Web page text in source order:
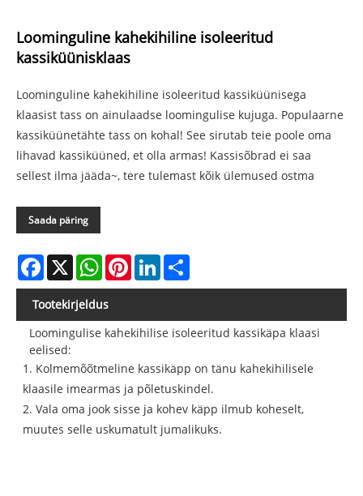
Loominguline kahekihiline isoleeritud
kassiküünisklaas
Loominguline kahekihiline isoleeritud kassiküünisega
klaasist tass on ainulaadse loomingulise kujuga. Populaarne
kassiküünetähte tass on kohal! See sirutab teie poole oma
lihavad kassiküüned, et olla armas! Kassisõbrad ei saa
sellest ilma jääda~, tere tulemast kõik ülemused ostma
Saada päring
Facebook
X WhatsAppPinterestLinkedIn
Tootekirjeldus
Loomingulise kahekihilise isoleeritud kassikäpa klaasi
eelised:
1. Kolmemõõtmeline kassikäpp on tänu kahekihilisele
klaasile imearmas ja põletuskindel.
2. Vala oma jook sisse ja kohev käpp ilmub koheselt,
muutes selle uskumatult jumalikuks.